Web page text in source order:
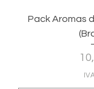
Pack Aromas